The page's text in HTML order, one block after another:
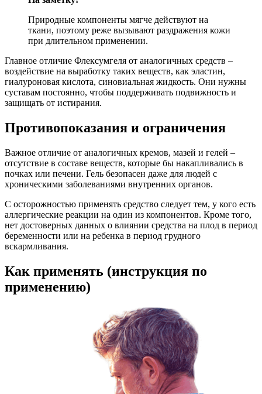
Природные компоненты мягче действуют на
ткани, поэтому реже вызывают раздражения кожи
при длительном применении.
Главное отличие Флексумгеля от аналогичных средств –
воздействие на выработку таких веществ, как эластин,
гиалуроновая кислота, синовиальная жидкость. Они нужны
суставам постоянно, чтобы поддерживать подвижность и
защищать от истирания.
Противопоказания и ограничения
Важное отличие от аналогичных кремов, мазей и гелей –
отсутствие в составе веществ, которые бы накапливались в
почках или печени. Гель безопасен даже для людей с
хроническими заболеваниями внутренних органов.
С осторожностью применять средство следует тем, у кого есть
аллергические реакции на один из компонентов. Кроме того,
нет достоверных данных о влиянии средства на плод в период
беременности или на ребенка в период грудного
вскармливания.
Как применять (инструкция по
применению)